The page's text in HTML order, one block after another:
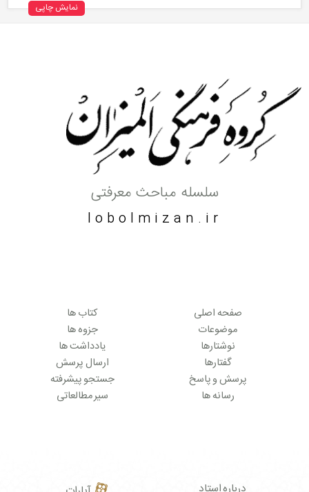
نمایش چاپی
سلسله مباحث معرفتی
lobolmizan.ir
صفحه اصلی
موضوعات
نوشتارها
گفتارها
پرسش و پاسخ
رسانه ها
کتاب ها
جزوه ها
یادداشت ها
ارسال پرسش
جستجو پیشرفته
سیر مطالعاتی